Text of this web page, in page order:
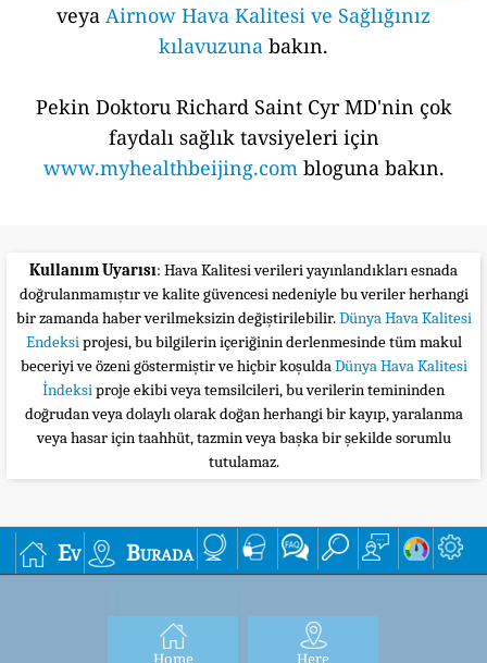
veya Airnow Hava Kalitesi ve Sağlığınız
kılavuzuna bakın.
Pekin Doktoru Richard Saint Cyr MD'nin çok
faydalı sağlık tavsiyeleri için
www.myhealthbeijing.combloguna bakın.
Kullanım Uyarısı: Hava Kalitesi verileri yayınlandıkları esnada
doğrulanmamıştır ve kalite güvencesi nedeniyle bu veriler herhangi
bir zamanda haber verilmeksizin değiştirilebilir.Dünya Hava Kalitesi
Endeksiprojesi, bu bilgilerin içeriğinin derlenmesinde tüm makul
beceriyi ve özeni göstermiştir ve hiçbir koşuldaDünya Hava Kalitesi
İndeksiproje ekibi veya temsilcileri, bu verilerin temininden
doğrudan veya dolaylı olarak doğan herhangi bir kayıp, yaralanma
veya hasar için taahhüt, tazmin veya başka bir şekilde sorumlu
tutulamaz.
Ev Burada
Home Here